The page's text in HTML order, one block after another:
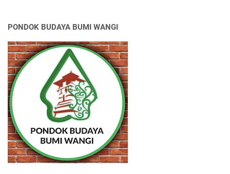
PONDOK BUDAYA BUMI WANGI